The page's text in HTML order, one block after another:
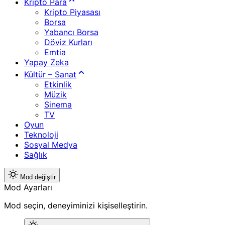
Kripto Para
Kripto Piyasası
Borsa
Yabancı Borsa
Döviz Kurları
Emtia
Yapay Zeka
Kültür – Sanat
Etkinlik
Müzik
Sinema
TV
Oyun
Teknoloji
Sosyal Medya
Sağlık
Mod değiştir
Mod Ayarları
Mod seçin, deneyiminizi kişiselleştirin.